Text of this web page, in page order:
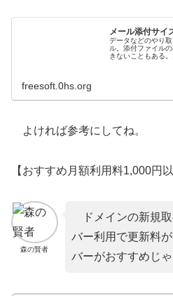
メール添付サイ
データなどのやり
ル。添付ファイル
きないこともある
freesoft.0hs.org
よければ参考にしてね。
【おすすめ月額利用料1,000円
森の賢者
ドメインの新規取
バー利用で更新料
バーがおすすめじゃ